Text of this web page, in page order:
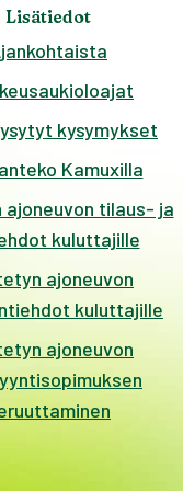
Lisätiedot
kysymykset
Kamuxilla
tilaus- ja
kuluttajille
ajoneuvon
kuluttajille
ajoneuvon